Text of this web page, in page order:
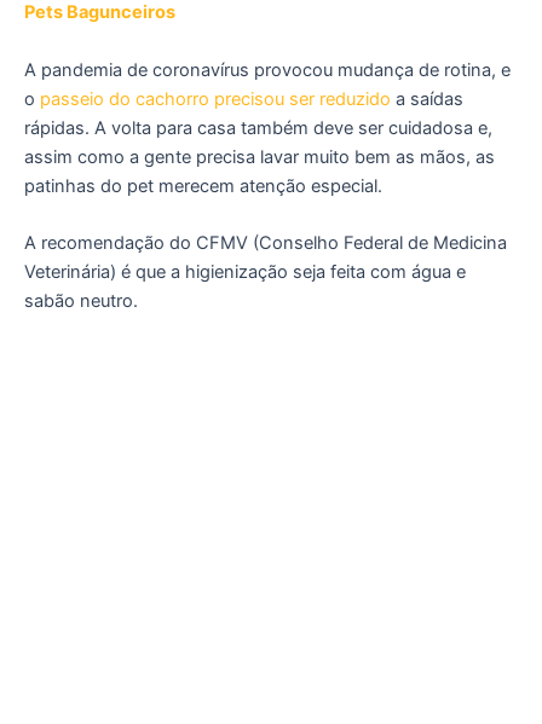
Pets Bagunceiros
A pandemia de coronavírus provocou mudança de rotina, e
o passeio do cachorro precisou ser reduzido a saídas
rápidas. A volta para casa também deve ser cuidadosa e,
assim como a gente precisa lavar muito bem as mãos, as
patinhas do pet merecem atenção especial.
A recomendação do CFMV (Conselho Federal de Medicina
Veterinária) é que a higienização seja feita com água e
sabão neutro.